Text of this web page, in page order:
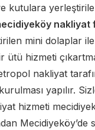
kutulara
nakliyat
mini dolaplar ile
ütü hizmeti
nakliyat
yapılır.
hizmeti
Mecidiyeköy’de